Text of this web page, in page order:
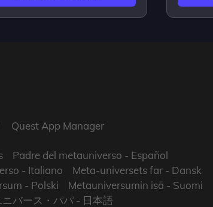
Quest App Manager
Padre del metauniverso - Español
- Italiano Meta-universets far- Dansk
- Polski Metauniversumin isä - Suomi
ニバース・パパ- 日本語